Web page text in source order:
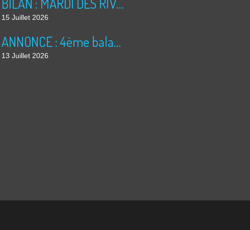
15 Juillet 2026
ANNONCE : 4ème balade dominicale
13 Juillet 2026